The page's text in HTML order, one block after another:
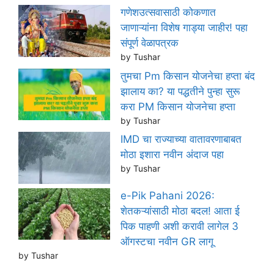
गणेशउत्सवासाठी कोकणात
जाणाऱ्यांना विशेष गाड्या जाहीर! पहा
संपूर्ण वेळापत्रक
by Tushar
तुमचा Pm किसान योजनेचा हप्ता बंद
झालाय का? या पद्धतीने पुन्हा सुरू
करा PM किसान योजनेचा हप्ता
by Tushar
IMD चा राज्याच्या वातावरणाबाबत
मोठा इशारा नवीन अंदाज पहा
by Tushar
e-Pik Pahani 2026:
शेतकऱ्यांसाठी मोठा बदल! आता ई
पिक पाहणी अशी करावी लागेल 3
ऑगस्टचा नवीन GR लागू
by Tushar